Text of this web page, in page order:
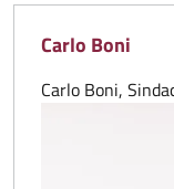
Carlo Boni
Carlo Boni,